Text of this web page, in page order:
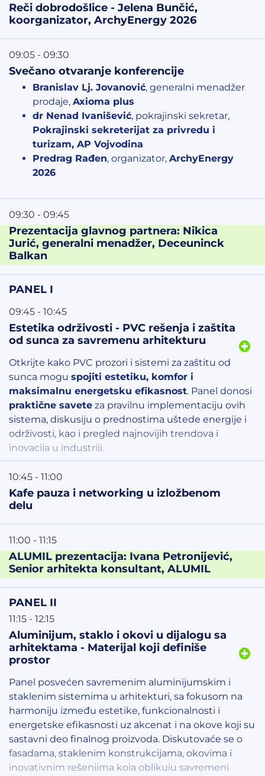
Reči dobrodošlice - Jelena Bunčić,
koorganizator, ArchyEnergy 2026
09:05 - 09:30
Svečano otvaranje konferencije
Branislav Lj. Jovanović, generalni menadžer
prodaje, Axioma plus
dr Nenad Ivanišević, pokrajinski sekretar,
Pokrajinski sekreterijat za privredu i
turizam, AP Vojvodina
Predrag Rađen, organizator, ArchyEnergy
2026
09:30 - 09:45
Prezentacija glavnog partnera: Nikica
Jurić, generalni menadžer, Deceuninck
Balkan
PANEL I
09:45 - 10:45
Estetika održivosti - PVC rešenja i zaštita
od sunca za savremenu arhitekturu
Otkrijte kako PVC prozori i sistemi za zaštitu od
sunca mogu spojiti estetiku, komfor i
maksimalnu energetsku efikasnost. Panel donosi
praktične savete za pravilnu implementaciju ovih
sistema, diskusiju o prednostima uštede energije i
održivosti, kao i pregled najnovijih trendova i
inovacija u industriji.
stručnjacima i proizvođačima, razmene iskustva i
saznaju kako pametnim izborom materijala i rešenja
povećati vrednost objekata i zadovoljstvo korisnika
prostora.
Moderator:
ArchyEnergy 2026
Panelisti:
RS d.o.o.
Branislav Jovanović
prodaje,Axioma plus
Kristijan Matić, menadžer za Zapadni Balkan,
Somfy Group
Hrvoje Komac, direktor, ift Rosenheim
Hrvatska d.o.o.
Vladimir Tasevski, regionalni direktor i
menadžer,VEKA
10:45 - 11:00
Kafe pauza i networking u izložbenom
delu
11:00 - 11:15
ALUMIL prezentacija: Ivana Petronijević,
Senior arhitekta konsultant, ALUMIL
PANEL II
11:15 - 12:15
Aluminijum, staklo i okovi u dijalogu sa
arhitektama - Materijal koji definiše
prostor
Panel posvećen savremenim aluminijumskim i
staklenim sistemima u arhitekturi, sa fokusom na
harmoniju između estetike, funkcionalnosti i
energetske efikasnosti uz akcenat i na okove koji su
sastavni deo finalnog proizvoda. Diskutovaće se o
fasadama, staklenim konstrukcijama, okovima i
inovativnim rešenjima koja oblikuju savremeni